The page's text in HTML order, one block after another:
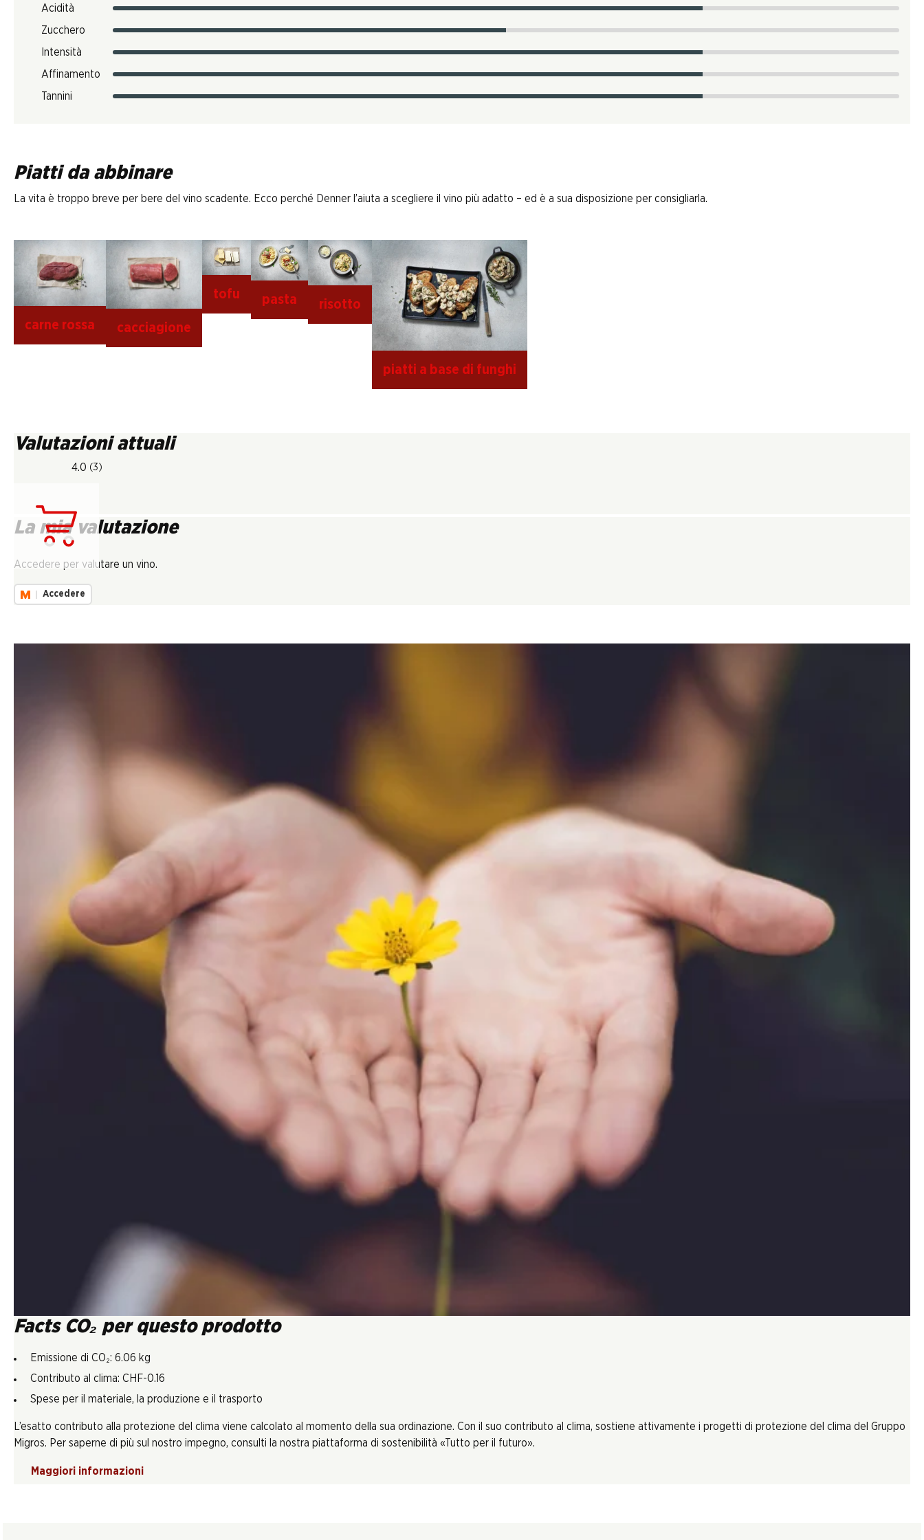
Acidità
Zucchero
Intensità
Affinamento
Tannini
Piatti da abbinare
La vita è troppo breve per bere del vino scadente. Ecco perché Denner l’aiuta a scegliere il vino più adatto – ed è a sua disposizione per consigliarla.
carne rossa cacciagione
tofu pasta risotto
piatti a base di funghi
Valutazioni attuali
4.0 (3)
La mia valutazione
Accedere per valutare un vino.
Accedere
Facts CO₂ per questo prodotto
Emissione di CO₂: 6.06 kg
Contributo al clima: CHF-0.16
Spese per il materiale, la produzione e il trasporto
L’esatto contributo alla protezione del clima viene calcolato al momento della sua ordinazione. Con il suo contributo al clima, sostiene attivamente i progetti di protezione del clima del Gruppo
Migros. Per saperne di più sul nostro impegno, consulti la nostra piattaforma di sostenibilità «Tutto per il futuro».
Maggiori informazioni